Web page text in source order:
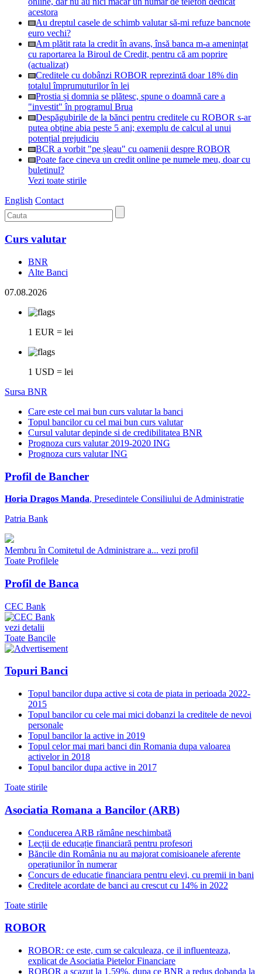
acestora
Au dreptul casele de schimb valutar să-mi refuze bancnote
euro vechi?
Am plătit rata la credit în avans, însă banca m-a amenințat
cu raportarea la Biroul de Credit, pentru că am poprire
(actualizat)
Creditele cu dobânzi ROBOR reprezintă doar 18% din
totalul împrumuturilor în lei
Prostia și domnia se plătesc, spune o doamnă care a
"investit" în programul Brua
Despăgubirile de la bănci pentru creditele cu ROBOR s-ar
putea obține abia peste 5 ani; exemplu de calcul al unui
potențial prejudiciu
BCR a vorbit "pe șleau" cu oamenii despre ROBOR
Poate face cineva un credit online pe numele meu, doar cu
buletinul?
Vezi toate stirile
English Contact
Curs valutar
BNR
Alte Banci
07.08.2026
1 EUR = lei
1 USD = lei
Sursa BNR
Care este cel mai bun curs valutar la banci
Topul bancilor cu cel mai bun curs valutar
Cursul valutar depinde si de credibilitatea BNR
Prognoza curs valutar 2019-2020 ING
Prognoza curs valutar ING
Profil de Bancher
Horia Dragos Manda, Presedintele Consiliului de Administratie
Patria Bank
Membru în Comitetul de Administrare a... vezi profil
Toate Profilele
Profil de Banca
CEC Bank
vezi detalii
Toate Bancile
Topuri Banci
Topul bancilor dupa active si cota de piata in perioada 2022-
2015
Topul bancilor cu cele mai mici dobanzi la creditele de nevoi
personale
Topul bancilor la active in 2019
Topul celor mai mari banci din Romania dupa valoarea
activelor in 2018
Topul bancilor dupa active in 2017
Toate stirile
Asociatia Romana a Bancilor (ARB)
Conducerea ARB rămâne neschimbată
Lecții de educație financiară pentru profesori
Băncile din România nu au majorat comisioanele aferente
operațiunilor în numerar
Concurs de educatie financiara pentru elevi, cu premii in bani
Creditele acordate de banci au crescut cu 14% in 2022
Toate stirile
ROBOR
ROBOR: ce este, cum se calculeaza, ce il influenteaza,
explicat de Asociatia Pietelor Financiare
ROBOR a scazut la 1,59%, dupa ce BNR a redus dobanda la